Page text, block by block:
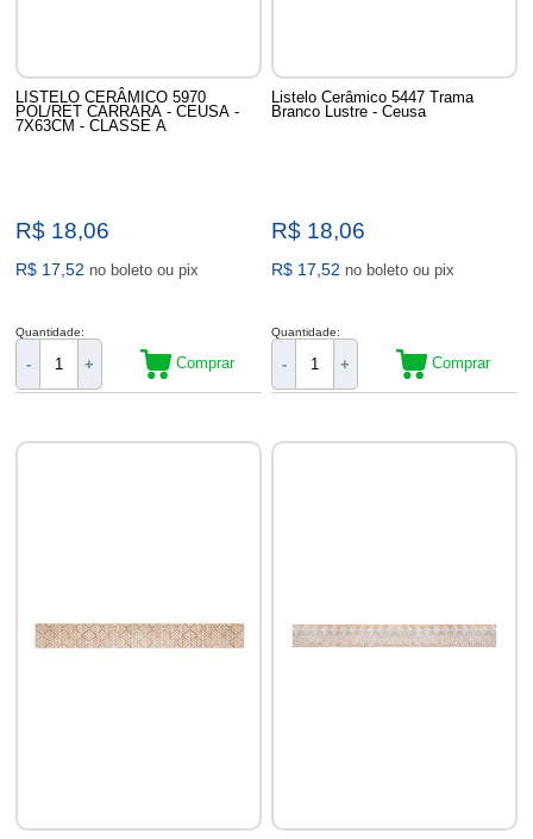
LISTELO CERÂMICO 5970
POL/RET CARRARA - CEUSA -
7X63CM - CLASSE A
R$ 18,06
R$ 17,52 no boleto ou pix
Quantidade:
- + Comprar
Listelo Cerâmico 5447 Trama
Branco Lustre - Ceusa
R$ 18,06
R$ 17,52 no boleto ou pix
Quantidade:
- + Comprar